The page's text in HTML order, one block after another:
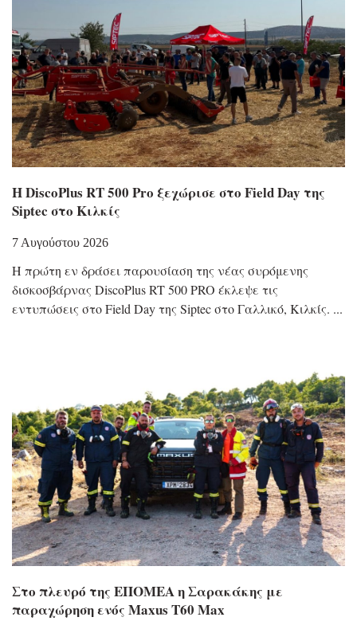
Η DiscoPlus RT 500 Pro ξεχώρισε στο Field Day της
Siptec στο Κιλκίς
7 Αυγούστου 2026
Η πρώτη εν δράσει παρουσίαση της νέας συρόμενης
δισκοσβάρνας DiscoPlus RT 500 PRO έκλεψε τις
εντυπώσεις στο Field Day της Siptec στο Γαλλικό, Κιλκίς.
Στο πλευρό της ΕΠΟΜΕΑ η Σαρακάκης με
παραχώρηση ενός Maxus T60 Max